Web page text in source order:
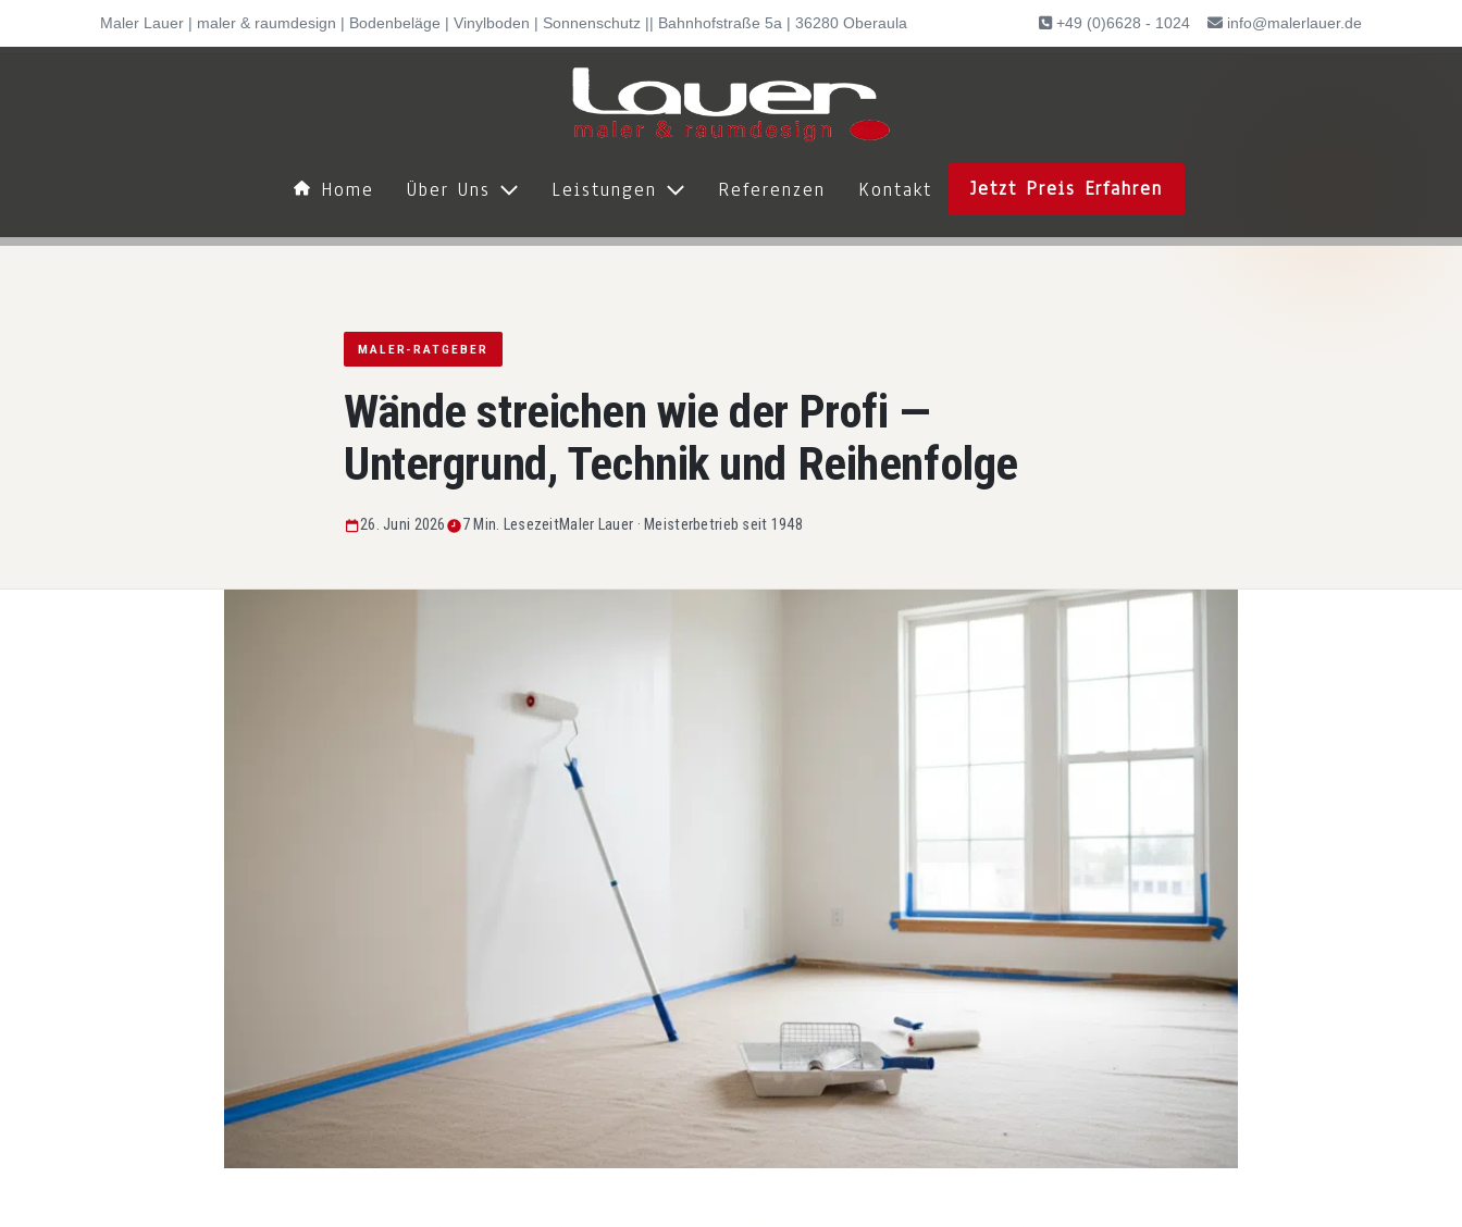
Maler Lauer | maler & raumdesign | Bodenbeläge | Vinylboden | Sonnenschutz || Bahnhofstraße 5a | 36280 Oberaula +49 (0)6628 - 1024 info@malerlauer.de
Home Über Uns Leistungen Referenzen Kontakt Jetzt Preis Erfahren
Startseite › Ratgeber › Maler-Ratgeber
MALER-RATGEBER
Wände streichen wie der Profi —
Untergrund, Technik und Reihenfolge
26. Juni 2026 7 Min. LesezeitMaler Lauer · Meisterbetrieb seit 1948